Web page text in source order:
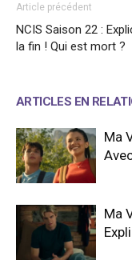
Article précédent
NCIS Saison 22 :
la fin ! Qui est mort ?
ARTICLES EN
Ma
Ma